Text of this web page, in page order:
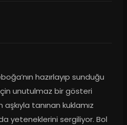
hazırlayıp sunduğu
unutulmaz bir gösteri
tanınan kuklamız
yeteneklerini sergiliyor. Bol